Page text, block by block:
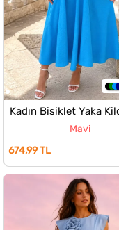
Mavi
674,99 TL